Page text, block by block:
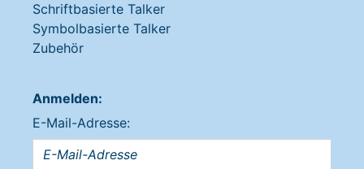
Schriftbasierte Talker
Symbolbasierte Talker
Zubehör
Anmelden:
E-Mail-Adresse: